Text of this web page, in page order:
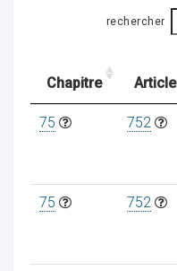
rechercher
Chapitre Article
75 752
75 752